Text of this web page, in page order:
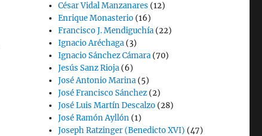
César Vidal Manzanares (12)
Enrique Monasterio (16)
Francisco J. Mendiguchía (22)
Ignacio Aréchaga (3)
Ignacio Sánchez Cámara (70)
Jesús Sanz Rioja (6)
José Antonio Marina (5)
José Francisco Sánchez (2)
José Luis Martín Descalzo (28)
José Ramón Ayllón (1)
Joseph Ratzinger (Benedicto XVI) (47)